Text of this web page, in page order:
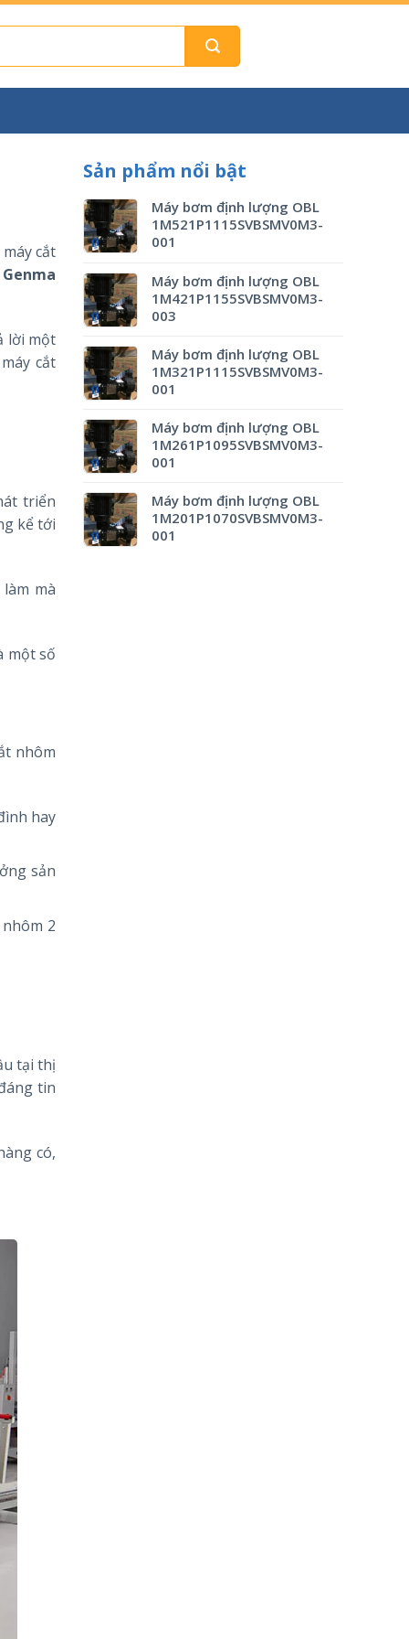
cắt
Genma
lời một
cắt
triển
kể tới
mà
một số
nhôm
hay
sản
2
tại thị
tin
có,
Sản phẩm nổi bật
Máy bơm định lượng OBL
1M521P1115SVBSMV0M3-
001
Máy bơm định lượng OBL
1M421P1155SVBSMV0M3-
003
Máy bơm định lượng OBL
1M321P1115SVBSMV0M3-
001
Máy bơm định lượng OBL
1M261P1095SVBSMV0M3-
001
Máy bơm định lượng OBL
1M201P1070SVBSMV0M3-
001